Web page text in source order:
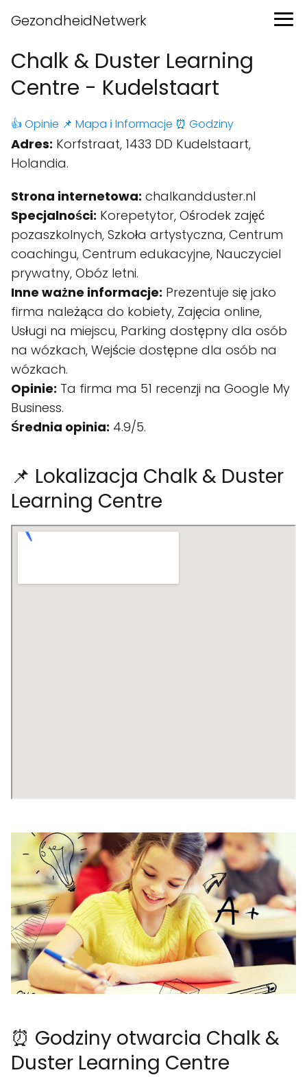
GezondheidNetwerk
Chalk & Duster Learning
Centre - Kudelstaart
👍 Opinie 📌 Mapa ℹ️ Informacje ⏰ Godziny
Adres: Korfstraat, 1433 DD Kudelstaart,
Holandia.
Strona internetowa: chalkandduster.nl
Specjalności: Korepetytor, Ośrodek zajęć
pozaszkolnych, Szkoła artystyczna, Centrum
coachingu, Centrum edukacyjne, Nauczyciel
prywatny, Obóz letni.
Inne ważne informacje: Prezentuje się jako
firma należąca do kobiety, Zajęcia online,
Usługi na miejscu, Parking dostępny dla osób
na wózkach, Wejście dostępne dla osób na
wózkach.
Opinie: Ta firma ma 51 recenzji na Google My
Business.
Średnia opinia: 4.9/5.
📌 Lokalizacja Chalk & Duster
Learning Centre
⏰ Godziny otwarcia Chalk &
Duster Learning Centre